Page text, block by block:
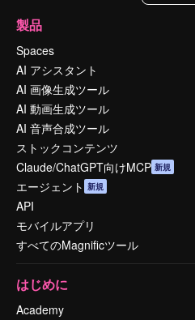
製品
Spaces
AI アシスタント
AI 画像生成ツール
AI 動画生成ツール
AI 音声合成ツール
ストックコンテンツ
Claude/ChatGPT向けMCP 新規
エージェント 新規
API
モバイルアプリ
すべてのMagnificツール
はじめに
Academy